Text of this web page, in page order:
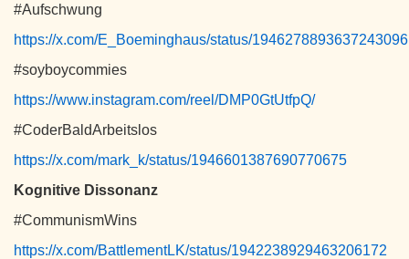
#Aufschwung
https://x.com/E_Boeminghaus/status/1946278893637243096
#soyboycommies
https://www.instagram.com/reel/DMP0GtUtfpQ/
#CoderBaldArbeitslos
https://x.com/mark_k/status/1946601387690770675
Kognitive Dissonanz
#CommunismWins
https://x.com/BattlementLK/status/1942238929463206172